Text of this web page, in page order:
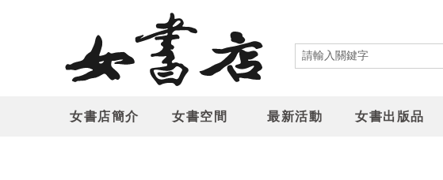
女書店簡介 女書空間 最新活動 女書出版品